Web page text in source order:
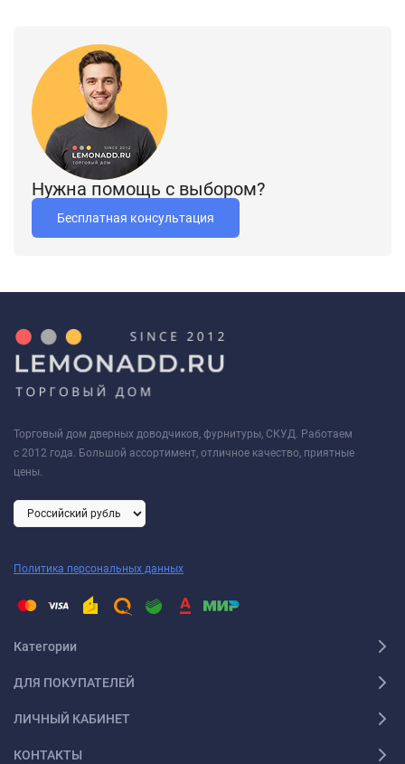
Нужна помощь с выбором?
Бесплатная консультация
Торговый дом дверных доводчиков, фурнитуры, СКУД. Работаем
с 2012 года. Большой ассортимент, отличное качество, приятные
цены.
Политика персональных данных
Категории
ДЛЯ ПОКУПАТЕЛЕЙ
ЛИЧНЫЙ КАБИНЕТ
КОНТАКТЫ